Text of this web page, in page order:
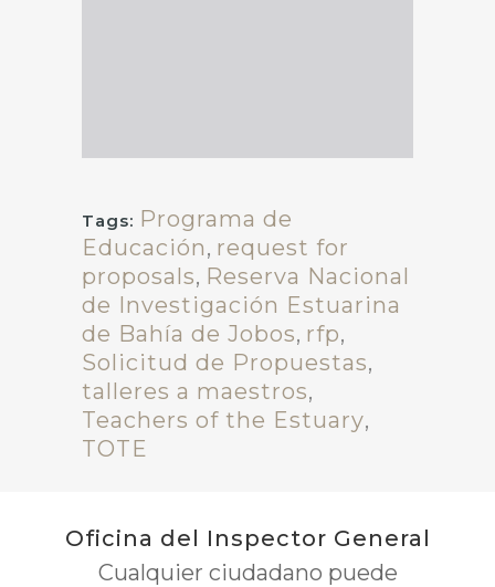
Tags: Programa de
Educación, request for
proposals, Reserva Nacional
de Investigación Estuarina
de Bahía de Jobos, rfp,
Solicitud de Propuestas,
talleres a maestros,
Teachers of the Estuary,
TOTE
Oficina del Inspector General
Cualquier ciudadano puede